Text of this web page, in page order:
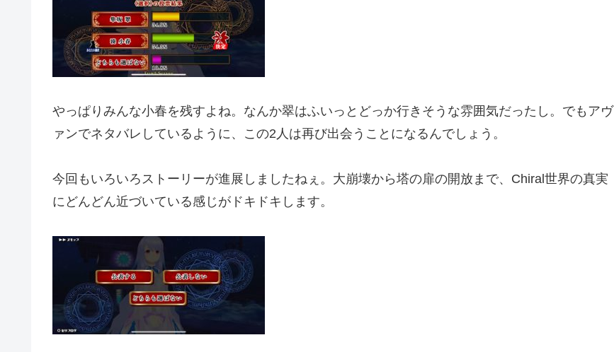
やっぱりみんな小春を残すよね。なんか翠はふいっとどっか行きそうな雰囲気だったし。でもアヴ
ァンでネタバレしているように、この2人は再び出会うことになるんでしょう。
今回もいろいろストーリーが進展しましたねぇ。大崩壊から塔の扉の開放まで、Chiral世界の真実
にどんどん近づいている感じがドキドキします。